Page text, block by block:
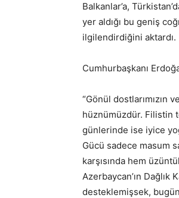
Balkanlar’a,
yer aldığı bu geniş
ilgilendirdiğini aktardı.
Cumhurbaşkanı
“Gönül dostlarımızın
hüznümüzdür. Filistin
günlerinde ise iyice
Gücü sadece masum
karşısında hem
Azerbaycan’ın Dağlık
desteklemişsek,